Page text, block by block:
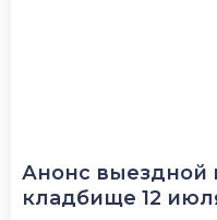
Анонс выездной
кладбище 12